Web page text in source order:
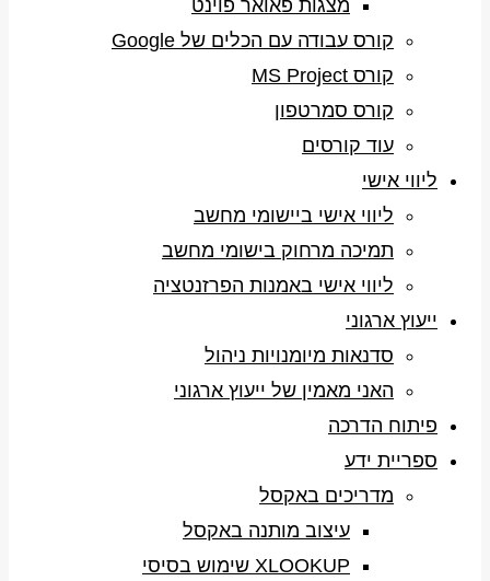
מצגות פאואר פוינט
קורס עבודה עם הכלים של Google
קורס MS Project
קורס סמרטפון
עוד קורסים
ליווי אישי
ליווי אישי ביישומי מחשב
תמיכה מרחוק בישומי מחשב
ליווי אישי באמנות הפרזנטציה
ייעוץ ארגוני
סדנאות מיומנויות ניהול
האני מאמין של ייעוץ ארגוני
פיתוח הדרכה
ספריית ידע
מדריכים באקסל
עיצוב מותנה באקסל
XLOOKUP שימוש בסיסי